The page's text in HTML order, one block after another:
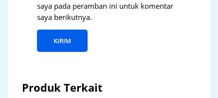
saya pada peramban ini untuk komentar
saya berikutnya.
Produk Terkait